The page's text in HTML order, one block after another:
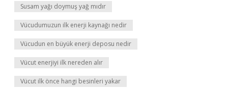
Susam yağı doymuş yağ mıdır
Vücudumuzun ilk enerji kaynağı nedir
Vücudun en büyük enerji deposu nedir
Vücut enerjiyi ilk nereden alır
Vücut ilk önce hangi besinleri yakar